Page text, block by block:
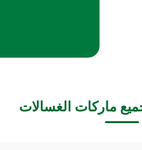
ماركات الغسالات